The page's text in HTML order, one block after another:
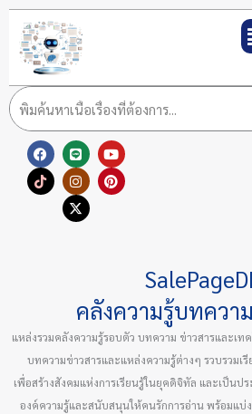
Skip
to
content
F
a
c
e
L
i
n
e
Y
o
u
t
T
i
k
t
I
n
s
t
a
g
P
i
n
t
X
-
t
w
i
t
คลังความรู้บทควา
แหล่งรวมคลังความรู้รอบตัว บทความ ข่าวสารและเทค
บทความข่าวสารและแหล่งความรู้ต่างๆ รวบรวมเ
เพื่อสร้างสังคมแห่งการเรียนรู้ในยุคดิจิทัล และเป็น
องค์ความรู้และสนับสนุนให้คนรักการอ่าน พร้อมแบ่